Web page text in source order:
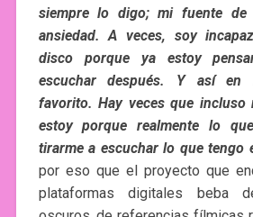
siempre lo digo; mi fuente
ansiedad. A veces, soy
disco porque ya estoy
escuchar después. Y así en
favorito. Hay veces que incluso
estoy porque realmente lo
tirarme a escuchar lo que tengo
por eso que el proyecto que
plataformas digitales beba